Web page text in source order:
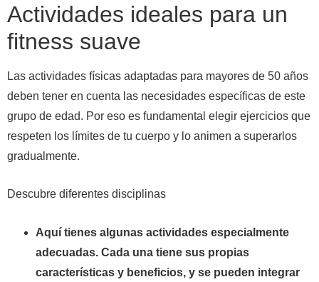
Actividades ideales para un
fitness suave
Las actividades físicas adaptadas para mayores de 50 años
deben tener en cuenta las necesidades específicas de este
grupo de edad. Por eso es fundamental elegir ejercicios que
respeten los límites de tu cuerpo y lo animen a superarlos
gradualmente.
Descubre diferentes disciplinas
Aquí tienes algunas actividades especialmente
adecuadas. Cada una tiene sus propias
características y beneficios, y se pueden integrar